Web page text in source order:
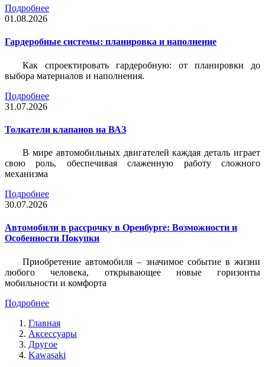
Подробнее
01.08.2026
Гардеробные системы: планировка и наполнение
Как спроектировать гардеробную: от планировки до
выбора материалов и наполнения.
Подробнее
31.07.2026
Толкатели клапанов на ВАЗ
В мире автомобильных двигателей каждая деталь играет
свою роль, обеспечивая слаженную работу сложного
механизма
Подробнее
30.07.2026
Автомобили в рассрочку в Оренбурге: Возможности и
Особенности Покупки
Приобретение автомобиля – значимое событие в жизни
любого человека, открывающее новые горизонты
мобильности и комфорта
Подробнее
Главная
Аксессуары
Другое
Kawasaki